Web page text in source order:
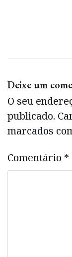
Deixe um
O seu
publicado.
marcados
Comentário *